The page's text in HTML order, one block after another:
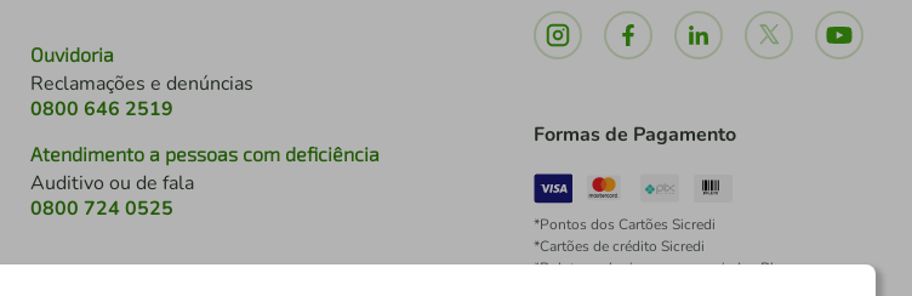
Ouvidoria
Reclamações e denúncias
0800 646 2519
Atendimento a pessoas com deficiência
Auditivo ou de fala
0800 724 0525
Formas de Pagamento
*Pontos dos Cartões Sicredi
*Cartões de crédito Sicredi
*Boleto exclusivo para associados PJ